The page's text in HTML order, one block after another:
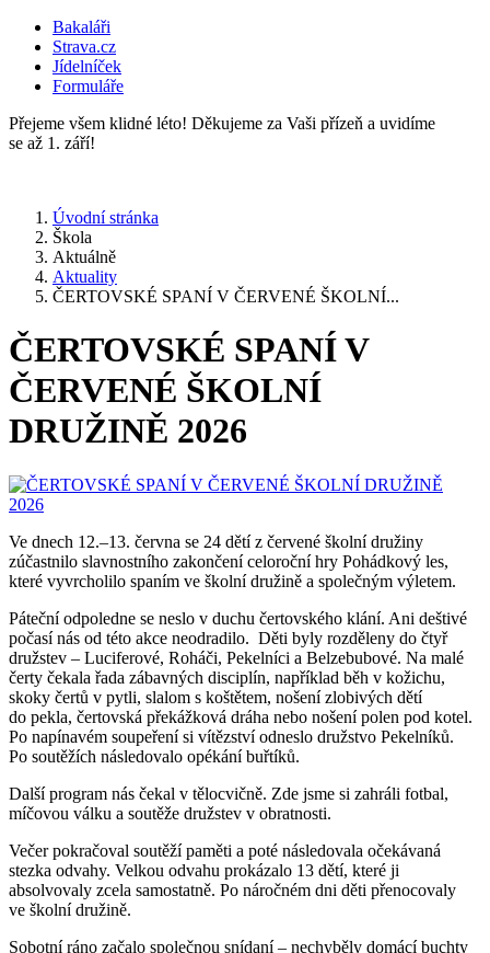
Bakaláři
Strava.cz
Jídelníček
Formuláře
Přejeme všem klidné léto! Děkujeme za Vaši přízeň a uvidíme
se až 1. září!
Úvodní stránka
Škola
Aktuálně
Aktuality
ČERTOVSKÉ SPANÍ V ČERVENÉ ŠKOLNÍ...
ČERTOVSKÉ SPANÍ V
ČERVENÉ ŠKOLNÍ
DRUŽINĚ 2026
Ve dnech 12.–13. června se 24 dětí z červené školní družiny
zúčastnilo slavnostního zakončení celoroční hry Pohádkový les,
které vyvrcholilo spaním ve školní družině a společným výletem.
Páteční odpoledne se neslo v duchu čertovského klání. Ani deštivé
počasí nás od této akce neodradilo. Děti byly rozděleny do čtyř
družstev – Luciferové, Roháči, Pekelníci a Belzebubové. Na malé
čerty čekala řada zábavných disciplín, například běh v kožichu,
skoky čertů v pytli, slalom s koštětem, nošení zlobivých dětí
do pekla, čertovská překážková dráha nebo nošení polen pod kotel.
Po napínavém soupeření si vítězství odneslo družstvo Pekelníků.
Po soutěžích následovalo opékání buřtíků.
Další program nás čekal v tělocvičně. Zde jsme si zahráli fotbal,
míčovou válku a soutěže družstev v obratnosti.
Večer pokračoval soutěží paměti a poté následovala očekávaná
stezka odvahy. Velkou odvahu prokázalo 13 dětí, které ji
absolvovaly zcela samostatně. Po náročném dni děti přenocovaly
ve školní družině.
Sobotní ráno začalo společnou snídaní – nechyběly domácí buchty